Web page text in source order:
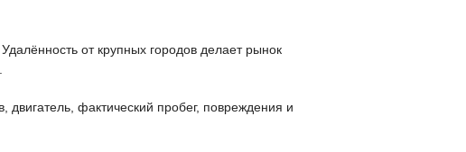
от крупных городов делает рынок
фактический пробег, повреждения и